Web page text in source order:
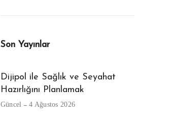
Son Yayınlar
Dijipol ile Sağlık ve Seyahat
Hazırlığını Planlamak
Güncel 4 Ağustos 2026